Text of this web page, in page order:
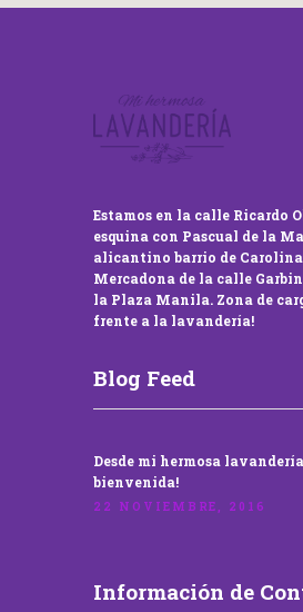
Estamos en la calle Ricardo
esquina con Pascual de la
alicantino barrio de
Mercadona de la calle
la Plaza Manila. Zona de
frente a la lavandería!
Blog Feed
Desde mi hermosa
bienvenida!
22 NOVIEMBRE, 2016
Información de